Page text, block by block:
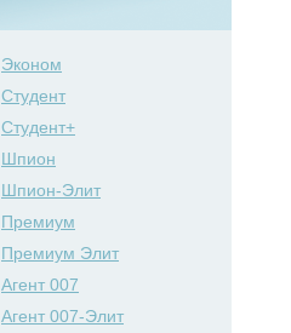
Эконом
Студент
Студент+
Шпион
Шпион-Элит
Премиум
Премиум Элит
Агент 007
Агент 007-Элит